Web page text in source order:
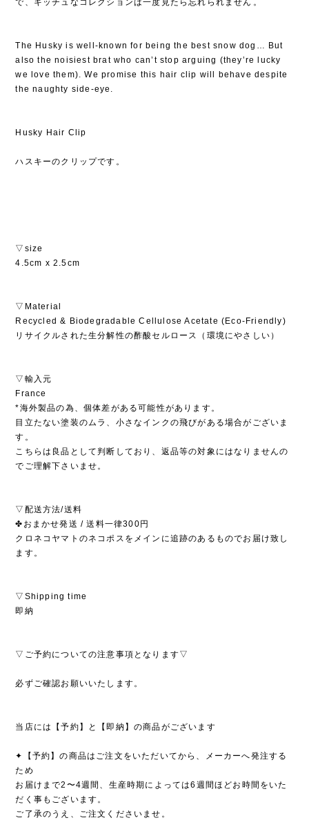
The Husky is well-known for being the best snow dog… But
also the noisiest brat who can’t stop arguing (they’re lucky
we love them). We promise this hair clip will behave despite
the naughty side-eye.
Husky Hair Clip
ハスキーのクリップです。
▽size
4.5cm x 2.5cm
▽Material
Recycled & Biodegradable Cellulose Acetate (Eco-Friendly)
リサイクルされた生分解性の酢酸セルロース（環境にやさしい）
▽輸入元
France
*海外製品の為、個体差がある可能性があります。
目立たない塗装のムラ、小さなインクの飛びがある場合がございま
す。
こちらは良品として判断しており、返品等の対象にはなりませんの
でご理解下さいませ。
▽配送方法/送料
✤おまかせ発送 / 送料一律300円
クロネコヤマトのネコポスをメインに追跡のあるものでお届け致し
ます。
▽Shipping time
即納
▽ご予約についての注意事項となります▽
必ずご確認お願いいたします。
当店には【予約】と【即納】の商品がございます
✦【予約】の商品はご注文をいただいてから、メーカーへ発注する
ため
お届けまで2〜4週間、生産時期によっては6週間ほどお時間をいた
だく事もございます。
ご了承のうえ、ご注文くださいませ。